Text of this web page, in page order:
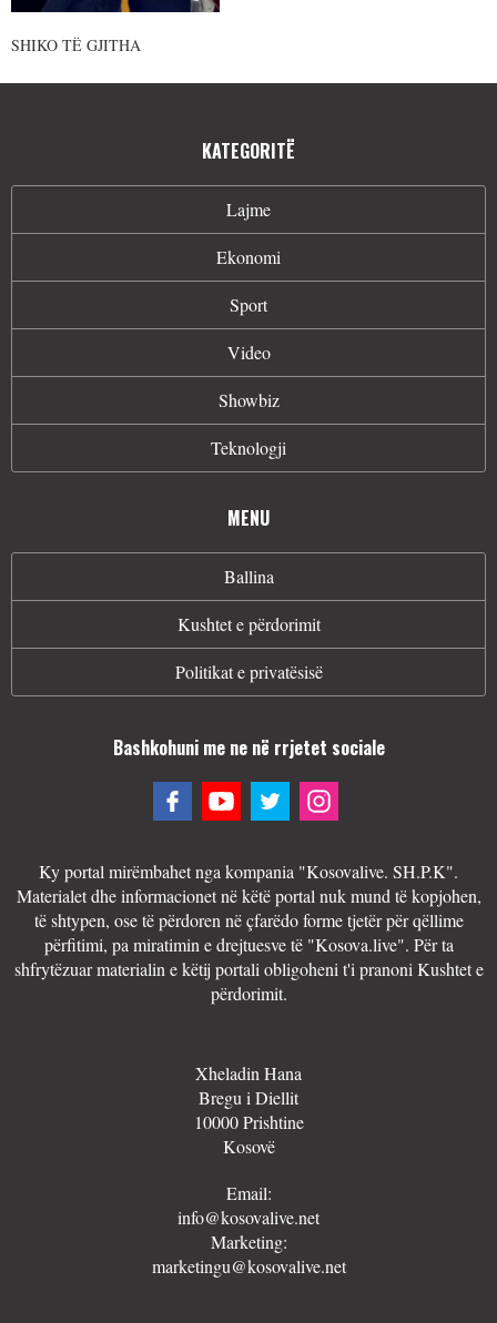
SHIKO TË GJITHA
KATEGORITË
Lajme
Ekonomi
Sport
Video
Showbiz
Teknologji
MENU
Ballina
Kushtet e përdorimit
Politikat e privatësisë
Bashkohuni me ne në rrjetet sociale
Ky portal mirëmbahet nga kompania "Kosovalive. SH.P.K".
Materialet dhe informacionet në këtë portal nuk mund të kopjohen,
të shtypen, ose të përdoren në çfarëdo forme tjetër për qëllime
përfitimi, pa miratimin e drejtuesve të "Kosova.live". Për ta
shfrytëzuar materialin e këtij portali obligoheni t'i pranoni Kushtet e
përdorimit.
Xheladin Hana
Bregu i Diellit
10000 Prishtine
Kosovë
Email:
info@kosovalive.net
Marketing:
marketingu@kosovalive.net